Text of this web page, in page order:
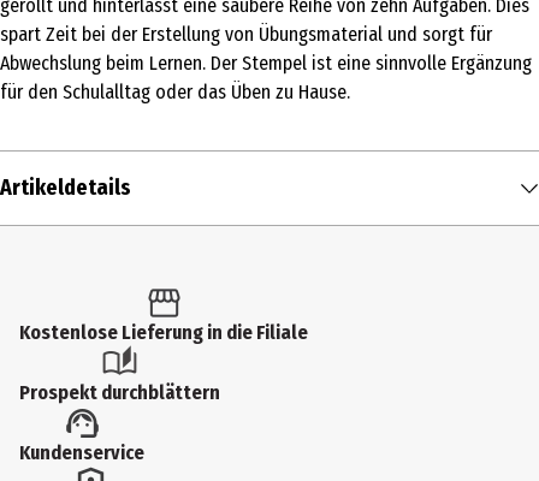
gerollt und hinterlässt eine saubere Reihe von zehn Aufgaben. Dies
spart Zeit bei der Erstellung von Übungsmaterial und sorgt für
Abwechslung beim Lernen. Der Stempel ist eine sinnvolle Ergänzung
für den Schulalltag oder das Üben zu Hause.
Artikeldetails
Produkttyp
Hersteller
Müller Handels GmbH & Co. KG
Kostenlose Lieferung in die Filiale
Prospekt durchblättern
Kundenservice